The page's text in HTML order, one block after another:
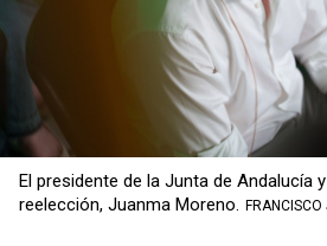
El presidente de la Junta de Andalucía
reelección, Juanma Moreno.